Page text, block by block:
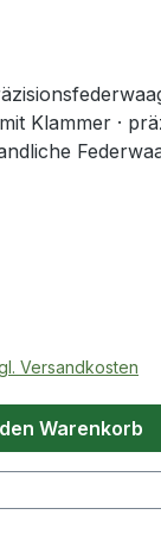
vor
Versandkosten
Warenkorb